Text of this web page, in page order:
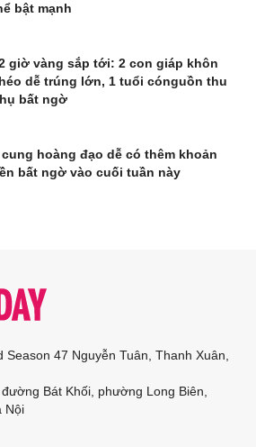
bật mạnh
giờ vàng sắp tới: 2 con giáp khôn
dễ trúng lớn, 1 tuổi cónguồn thu
bất ngờ
cung hoàng đạo dễ có thêm khoản
bất ngờ vào cuối tuần này
Season 47 Nguyễn Tuân, Thanh Xuân,
Bát Khối, phường Long Biên,
Nội